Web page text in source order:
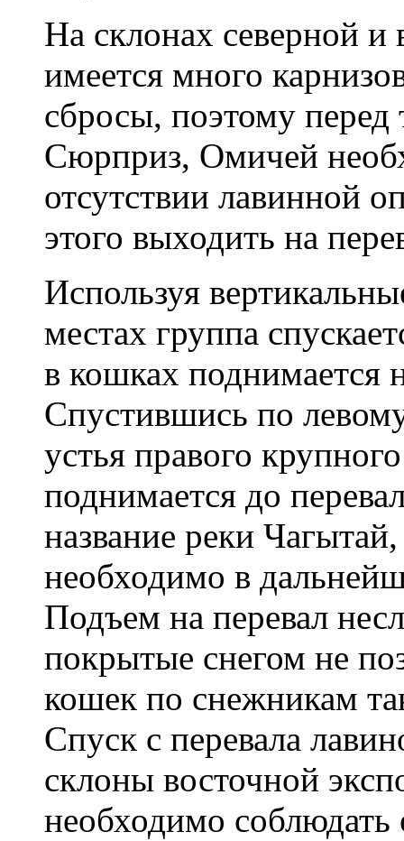
На склонах северной и
имеется много
сбросы, поэтому перед
Сюрприз, Омичей
отсутствии лавинной
этого выходить на
Используя
местах группа
в кошках
Спустившись по
устья правого
поднимается до
название реки
необходимо в
Подъем на перевал
покрытые снегом не
кошек по снежникам
Спуск с перевала
склоны восточной
необходимо соблюдать